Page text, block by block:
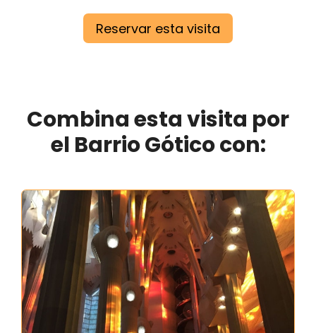
Reservar esta visita
Combina esta visita por
el Barrio Gótico con: